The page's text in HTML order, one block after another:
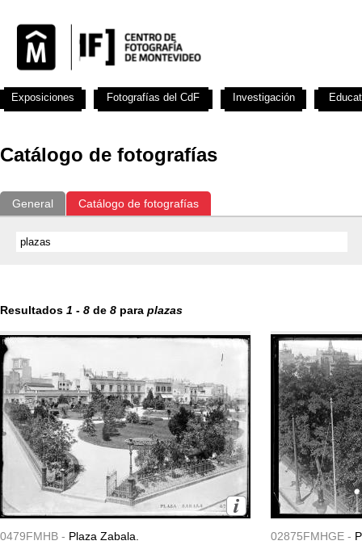
Catálogo de fotografías
General Catálogo de fotografías
Resultados 1 - 8 de 8 para plazas
0479FMHB - Plaza Zabala. 02875FMHGE -
Exposiciones Fotografías del CdF Investigación